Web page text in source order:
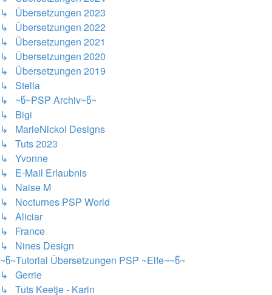
↳ Übersetzungen 2023
↳ Übersetzungen 2022
↳ Übersetzungen 2021
↳ Übersetzungen 2020
↳ Übersetzungen 2019
↳ Stella
↳ ~წ~PSP Archiv~წ~
↳ Bigi
↳ MarieNickol Designs
↳ Tuts 2023
↳ Yvonne
↳ E-Mail Erlaubnis
↳ Naise M
↳ Nocturnes PSP World
↳ Aliciar
↳ France
↳ Nines Design
~წ~Tutorial Übersetzungen PSP ~Elfe~~წ~
↳ Gerrie
↳ Tuts Keetje - Karin